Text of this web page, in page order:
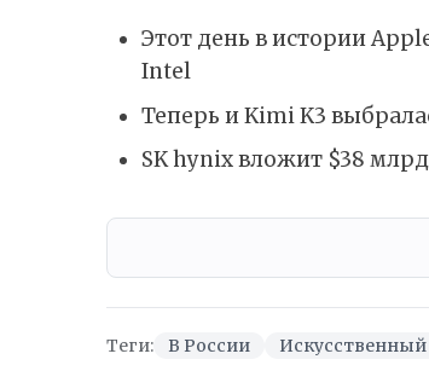
Этот день в истории
Intel
Теперь и Kimi K3
SK hynix вложит $38
Теги: В России Искусственный